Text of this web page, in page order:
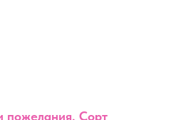
пожелания. Сорт